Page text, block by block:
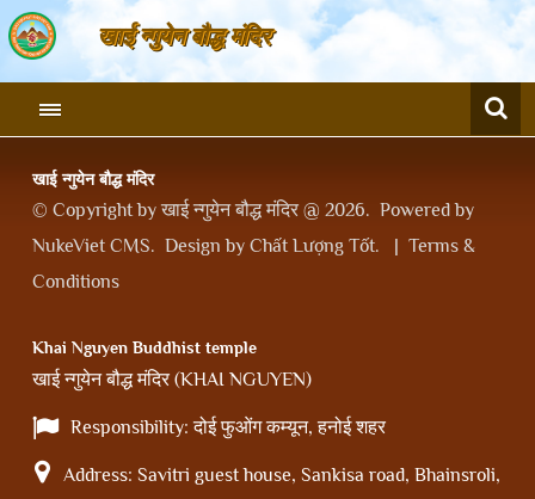
खाई न्गुयेन बौद्ध मंदिर
खाई न्गुयेन बौद्ध मंदिर
© Copyright byखाई न्गुयेन बौद्ध मंदिर @ 2026. Powered by
NukeViet CMS. Design by Chất Lượng Tốt. | Terms &
Conditions
Khai Nguyen Buddhist temple
खाई न्गुयेन बौद्ध मंदिर(KHAI NGUYEN)
Responsibility:दोई फुओंग कम्यून, हनोई शहर
Address: Savitri guest house, Sankisa road, Bhainsroli,